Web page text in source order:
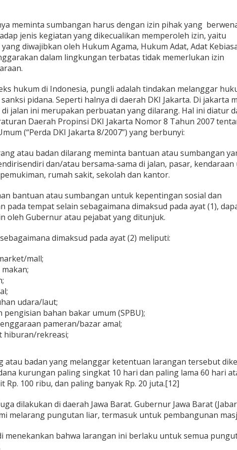
meminta sumbangan harus dengan izin pihak yang
jenis kegiatan yang dikecualikan memperoleh izin, yaitu
diwajibkan oleh Hukum Agama, Hukum Adat, Adat
dalam lingkungan terbatas tidak memerlukan izin
hukum di Indonesia, pungli adalah tindakan melanggar
pidana. Seperti halnya di daerah DKI Jakarta. Di jakarta
jalan ini merupakan perbuatan yang dilarang. Hal ini diatur
Daerah Propinsi DKI Jakarta Nomor 8 Tahun 2007
(“Perda DKI Jakarta 8/2007”) yang berbunyi:
atau badan dilarang meminta bantuan atau sumbangan
dan/atau bersama-sama di jalan, pasar, kendaraan
rumah sakit, sekolah dan kantor.
bantuan atau sumbangan untuk kepentingan sosial dan
pada tempat selain sebagaimana dimaksud pada ayat (1),
oleh Gubernur atau pejabat yang ditunjuk.
dimaksud pada ayat (2) meliputi:
mall;
udara/laut;
pengisian bahan bakar umum (SPBU);
pameran/bazar amal;
hiburan/rekreasi;
atau badan yang melanggar ketentuan larangan tersebut
kurungan paling singkat 10 hari dan paling lama 60 hari
Rp. 100 ribu, dan paling banyak Rp. 20 juta.[12]
dilakukan di daerah Jawa Barat. Gubernur Jawa Barat
melarang pungutan liar, termasuk untuk pembangunan
menekankan bahwa larangan ini berlaku untuk semua